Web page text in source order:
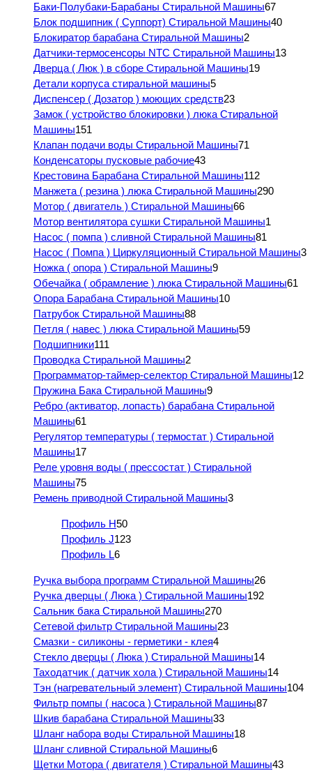
Баки-Полубаки-Барабаны Стиральной Машины67
Блок подшипник ( Суппорт) Стиральной Машины40
Блокиратор барабана Стиральной Машины2
Датчики-термосенсоры NTC Стиральной Машины13
Дверца ( Люк ) в сборе Стиральной Машины19
Детали корпуса стиральной машины5
Диспенсер ( Дозатор ) моющих средств23
Замок ( устройство блокировки ) люка Стиральной
Машины151
Клапан подачи воды Стиральной Машины71
Конденсаторы пусковые рабочие43
Крестовина Барабана Стиральной Машины112
Манжета ( резина ) люка Стиральной Машины290
Мотор ( двигатель ) Стиральной Машины66
Мотор вентилятора сушки Стиральной Машины1
Насос ( помпа ) сливной Стиральной Машины81
Насос ( Помпа ) Циркуляционный Стиральной Машины3
Ножка ( опора ) Стиральной Машины9
Обечайка ( обрамление ) люка Стиральной Машины61
Опора Барабана Стиральной Машины10
Патрубок Стиральной Машины88
Петля ( навес ) люка Стиральной Машины59
Подшипники111
Проводка Стиральной Машины2
Программатор-таймер-селектор Стиральной Машины12
Пружина Бака Стиральной Машины9
Ребро (активатор, лопасть) барабана Стиральной
Машины61
Регулятор температуры ( термостат ) Стиральной
Машины17
Реле уровня воды ( прессостат ) Стиральной
Машины75
Ремень приводной Стиральной Машины3
Профиль H50
Профиль J123
Профиль L6
Ручка выбора программ Стиральной Машины26
Ручка дверцы ( Люка ) Стиральной Машины192
Сальник бака Стиральной Машины270
Сетевой фильтр Стиральной Машины23
Смазки - силиконы - герметики - клея4
Стекло дверцы ( Люка ) Стиральной Машины14
Таходатчик ( датчик хола ) Стиральной Машины14
Тэн (нагревательный элемент) Стиральной Машины104
Фильтр помпы ( насоса ) Стиральной Машины87
Шкив барабана Стиральной Машины33
Шланг набора воды Стиральной Машины18
Шланг сливной Стиральной Машины6
Щетки Мотора ( двигателя ) Стиральной Машины43